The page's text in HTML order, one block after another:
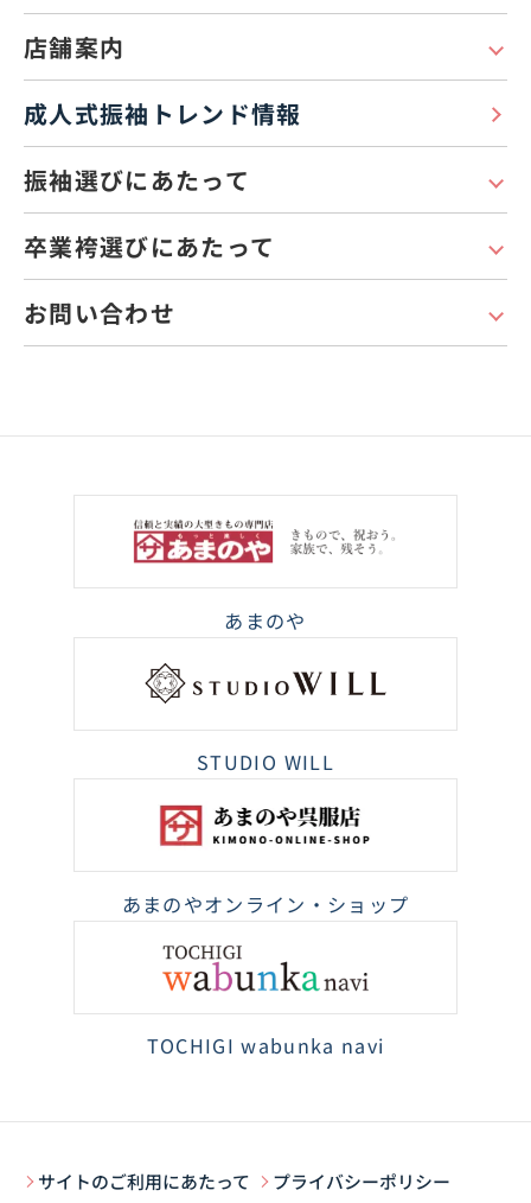
振袖選びにあたって
卒業袴選びにあたって
お問い合わせ
店舗案内
成人式振袖トレンド情報
あまのや
STUDIO WILL
あまのやオンライン・ショップ
TOCHIGI wabunka navi
サイトのご利用にあたって
プライバシーポリシー